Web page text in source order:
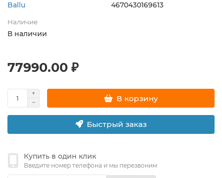
Ballu 4670430169613
Наличие
В наличии
77990.00 ₽
В корзину
Быстрый заказ
Купить в один клик
Введите номер телефона и мы перезвоним